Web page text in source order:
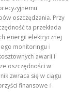
oszczędzania. Przy
ta przekłada
energii elektrycznej
monitoringu i
awarii i
oszczędności w
zwraca się w ciągu
finansowe i